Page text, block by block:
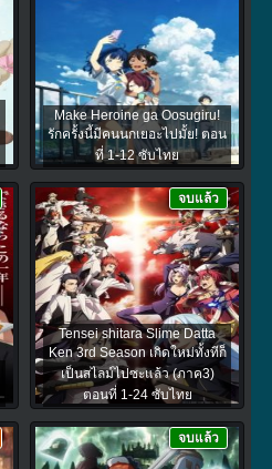
Make Heroine ga Oosugiru!
รักครั้งนี้มีคนนกเยอะไปมั้ย! ตอน
ที่ 1-12 ซับไทย
Tensei shitara Slime Datta
Ken 3rd Season เกิดใหม่ทั้งทีก็
เป็นสไลม์ไปซะแล้ว (ภาค3)
ตอนที่ 1-24 ซับไทย
จบแล้ว
จบแล้ว